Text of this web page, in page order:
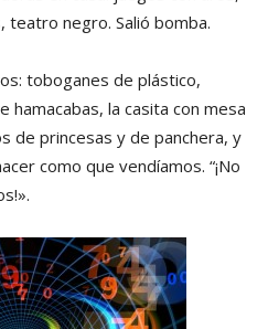
teatro negro. Salió bomba.
toboganes de plástico,
hamacabas, la casita con mesa
de princesas y de panchera, y
como que vendíamos. “¡No